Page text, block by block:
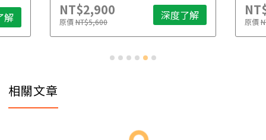
解 NT$2,900
原價NT$5,600 深度了解 原價
相關文章